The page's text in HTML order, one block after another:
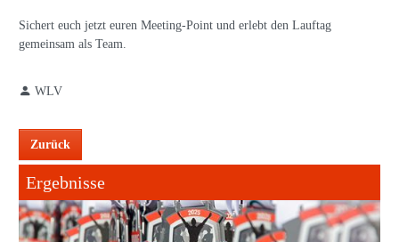
Sichert euch jetzt euren Meeting-Point und erlebt den Lauftag
gemeinsam als Team.
WLV
Zurück
Ergebnisse